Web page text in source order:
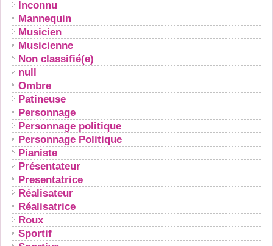
Inconnu
Mannequin
Musicien
Musicienne
Non classifié(e)
null
Ombre
Patineuse
Personnage
Personnage politique
Personnage Politique
Pianiste
Présentateur
Presentatrice
Réalisateur
Réalisatrice
Roux
Sportif